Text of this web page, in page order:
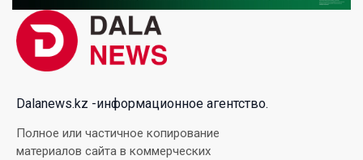
Dalanews.kz -информационное агентство.
Полное или частичное копирование
материалов сайта в коммерческих